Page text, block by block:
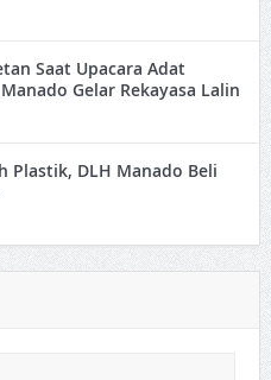
Saat Upacara Adat
Gelar Rekayasa Lalin
Plastik, DLH Manado Beli